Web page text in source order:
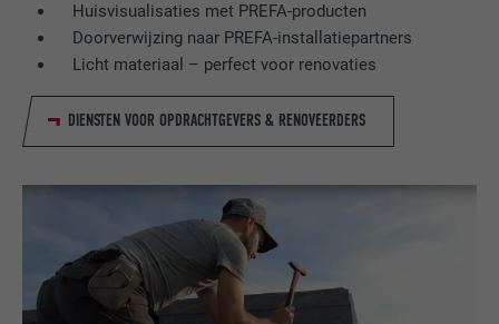
Huisvisualisaties met PREFA-producten
Doorverwijzing naar PREFA-installatiepartners
Licht materiaal – perfect voor renovaties
DIENSTEN VOOR OPDRACHTGEVERS & RENOVEERDERS